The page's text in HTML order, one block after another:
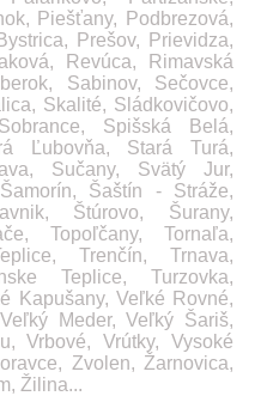
Piešťany, Podbrezová,
Prešov, Prievidza,
Revúca, Rimavská
Sabinov, Sečovce,
Skalité, Sládkovičovo,
Spišská Belá,
Ľubovňa, Stará Turá,
Sučany, Svätý Jur,
Šaštín - Stráže,
Štúrovo, Šurany,
Topoľčany, Tornaľa,
Trenčín, Trnava,
Teplice, Turzovka,
Kapušany, Veľké Rovné,
Meder, Veľký Šariš,
Vrbové, Vrútky, Vysoké
Zvolen, Žarnovica,
Žilina...